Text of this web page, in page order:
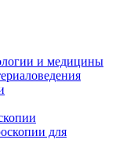
и медицины
для